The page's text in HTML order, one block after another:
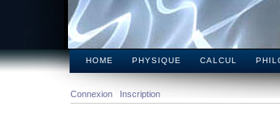
HOME PHYSIQUE CALCUL
Connexion Inscription